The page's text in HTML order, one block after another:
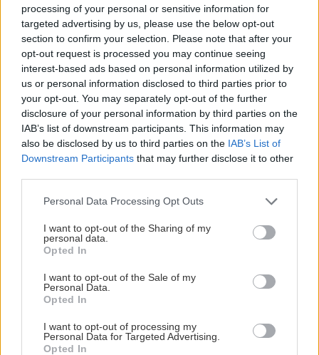
processing of your personal or sensitive information for
targeted advertising by us, please use the below opt-out
section to confirm your selection. Please note that after your
opt-out request is processed you may continue seeing
interest-based ads based on personal information utilized by
us or personal information disclosed to third parties prior to
your opt-out. You may separately opt-out of the further
disclosure of your personal information by third parties on the
IAB’s list of downstream participants. This information may
also be disclosed by us to third parties on the IAB’s List of
Downstream Participants that may further disclose it to other
Please note that this website/app uses one or more Google
not limited to your visit or usage behaviour. You may click to
grant or deny consent to Google and its third-party tags to
use your data for below specified purposes in below Google
consent section.
Personal Data Processing Opt Outs
I want to opt-out of the Sharing of my
personal data.
Opted In
I want to opt-out of the Sale of my
Personal Data.
Opted In
I want to opt-out of processing my
Personal Data for Targeted Advertising.
Opted In